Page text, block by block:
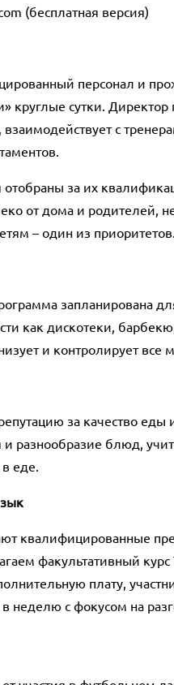
(бесплатная версия)
персонал и
круглые сутки.
с
отобраны за их
от дома и родителей,
– один из приоритетов.
запланирована
как дискотеки,
и контролирует все
за качество еды
и разнообразие блюд,
еде.
квалифицированные
факультативный курс
плату,
в неделю с фокусом на